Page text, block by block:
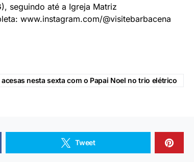
seguindo até a Igreja Matriz
www.instagram.com/@visitebarbacena
nesta sexta com o Papai Noel no trio elétrico
Tweet